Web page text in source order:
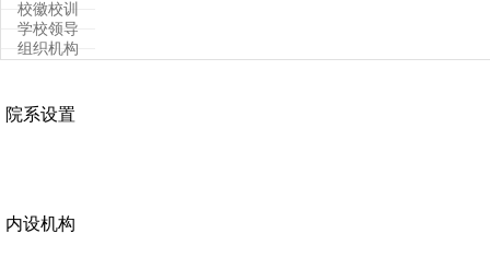
校徽校训
学校领导
组织机构
院系设置
内设机构